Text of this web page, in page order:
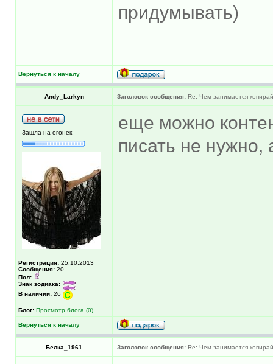
придумывать)
Вернуться к началу
Andy_Larkyn Заголовок сообщения: Re: Чем занимается
Зашла на огонек
Регистрация: 25.10.2013
Сообщения: 20
Пол:
Знак зодиака:
В наличии: 26
Блог: Просмотр блога (0)
еще можно
писать не нужно,
Вернуться к началу
Белка_1961 Заголовок сообщения: Re: Чем занимается